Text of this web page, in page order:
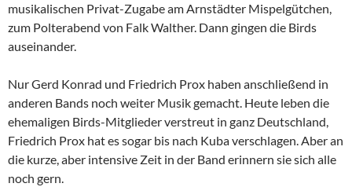
musikalischen Privat-Zugabe am Arnstädter Mispelgütchen,
zum Polterabend von Falk Walther. Dann gingen die Birds
auseinander.
Nur Gerd Konrad und Friedrich Prox haben anschließend in
anderen Bands noch weiter Musik gemacht. Heute leben die
ehemaligen Birds-Mitglieder verstreut in ganz Deutschland,
Friedrich Prox hat es sogar bis nach Kuba verschlagen. Aber an
die kurze, aber intensive Zeit in der Band erinnern sie sich alle
noch gern.